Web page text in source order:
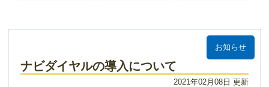
お知らせ
ナビダイヤルの導入について
2021年02月08日 更新